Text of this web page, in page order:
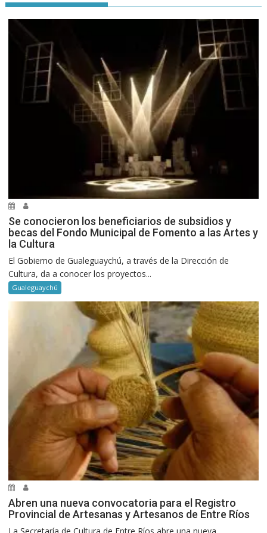
Se conocieron los beneficiarios de subsidios y
becas del Fondo Municipal de Fomento a las Artes y
la Cultura
El Gobierno de Gualeguaychú, a través de la Dirección de
Cultura, da a conocer los proyectos...
Gualeguaychú
Abren una nueva convocatoria para el Registro
Provincial de Artesanas y Artesanos de Entre Ríos